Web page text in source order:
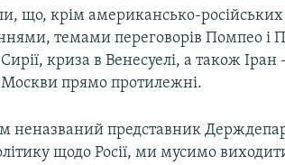
що, крім американсько-
темами переговорів Помпео і
криза в Венесуелі, а також Іран
Москви прямо протилежні.
неназваний представник
щодо Росії, ми мусимо